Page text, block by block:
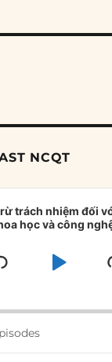
NCQT
trách nhiệm đối
học và công